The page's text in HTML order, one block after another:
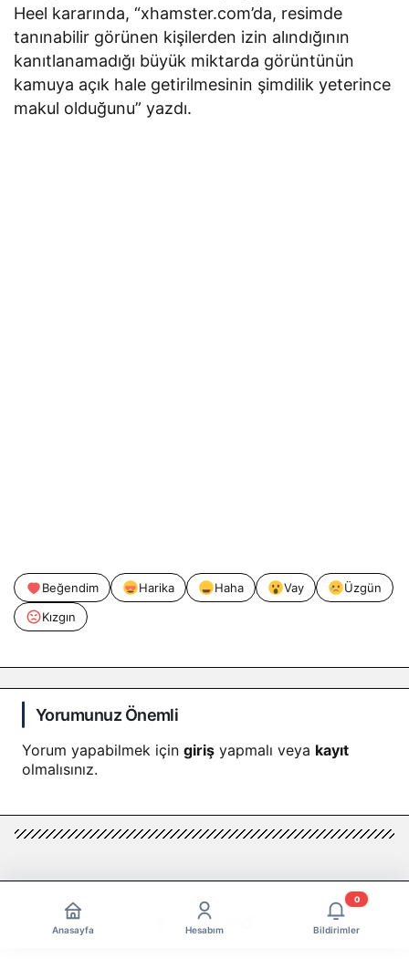
Heel kararında, “xhamster.com’da, resimde
tanınabilir görünen kişilerden izin alındığının
kanıtlanamadığı büyük miktarda görüntünün
kamuya açık hale getirilmesinin şimdilik yeterince
makul olduğunu” yazdı.
Beğendim Harika Haha Vay
Üzgün
Kızgın
Yorumunuz Önemli
Yorum yapabilmek için giriş yapmalı veya kayıt
olmalısınız.
Anasayfa Hesabım Bildirimler
0